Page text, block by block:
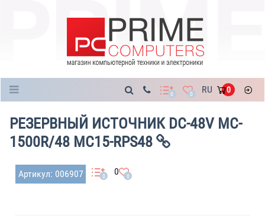
0 0 RU 0
РЕЗЕРВНЫЙ ИСТОЧНИК DC-48V MC-
1500R/48 MC15-RPS48
Артикул: 006907 0 0 0